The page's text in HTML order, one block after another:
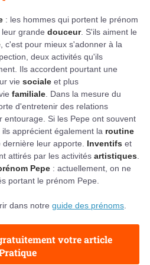
: les hommes qui portent le prénom
grande douceur. S'ils aiment le
, c'est pour mieux s'adonner à la
deux activités qu'ils
Ils accordent pourtant une
vie sociale et plus
familiale . Dans la mesure du
d'entretenir des relations
entourage. Si les Pepe ont souvent
, ils apprécient également la routine
dernière leur apporte. Inventifs et
attirés par les activités artistiques
Pepe : actuellement, on ne
portant le prénom Pepe.
dans notre guide des prénoms
votre article